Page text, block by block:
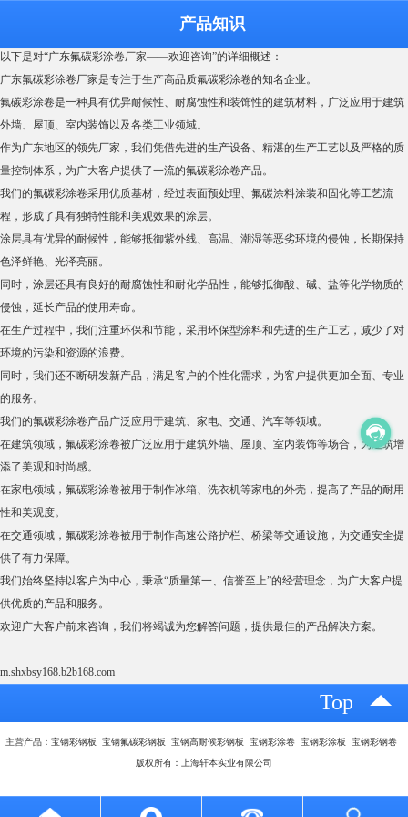
产品知识
以下是对“广东氟碳彩涂卷厂家——欢迎咨询”的详细概述：
广东氟碳彩涂卷厂家是专注于生产高品质氟碳彩涂卷的知名企业。
氟碳彩涂卷是一种具有优异耐候性、耐腐蚀性和装饰性的建筑材料，广泛应用于建筑
外墙、屋顶、室内装饰以及各类工业领域。
作为广东地区的领先厂家，我们凭借先进的生产设备、精湛的生产工艺以及严格的质
量控制体系，为广大客户提供了一流的氟碳彩涂卷产品。
我们的氟碳彩涂卷采用优质基材，经过表面预处理、氟碳涂料涂装和固化等工艺流
程，形成了具有独特性能和美观效果的涂层。
涂层具有优异的耐候性，能够抵御紫外线、高温、潮湿等恶劣环境的侵蚀，长期保持
色泽鲜艳、光泽亮丽。
同时，涂层还具有良好的耐腐蚀性和耐化学品性，能够抵御酸、碱、盐等化学物质的
侵蚀，延长产品的使用寿命。
在生产过程中，我们注重环保和节能，采用环保型涂料和先进的生产工艺，减少了对
环境的污染和资源的浪费。
同时，我们还不断研发新产品，满足客户的个性化需求，为客户提供更加全面、专业
的服务。
我们的氟碳彩涂卷产品广泛应用于建筑、家电、交通、汽车等领域。
在建筑领域，氟碳彩涂卷被广泛应用于建筑外墙、屋顶、室内装饰等场合，为建筑增
添了美观和时尚感。
在家电领域，氟碳彩涂卷被用于制作冰箱、洗衣机等家电的外壳，提高了产品的耐用
性和美观度。
在交通领域，氟碳彩涂卷被用于制作高速公路护栏、桥梁等交通设施，为交通安全提
供了有力保障。
我们始终坚持以客户为中心，秉承“质量第一、信誉至上”的经营理念，为广大客户提
供优质的产品和服务。
欢迎广大客户前来咨询，我们将竭诚为您解答问题，提供最佳的产品解决方案。
m.shxbsy168.b2b168.com
Top
主营产品：宝钢彩钢板 宝钢氟碳彩钢板 宝钢高耐候彩钢板 宝钢彩涂卷 宝钢彩涂板 宝钢彩钢卷
版权所有：上海轩本实业有限公司